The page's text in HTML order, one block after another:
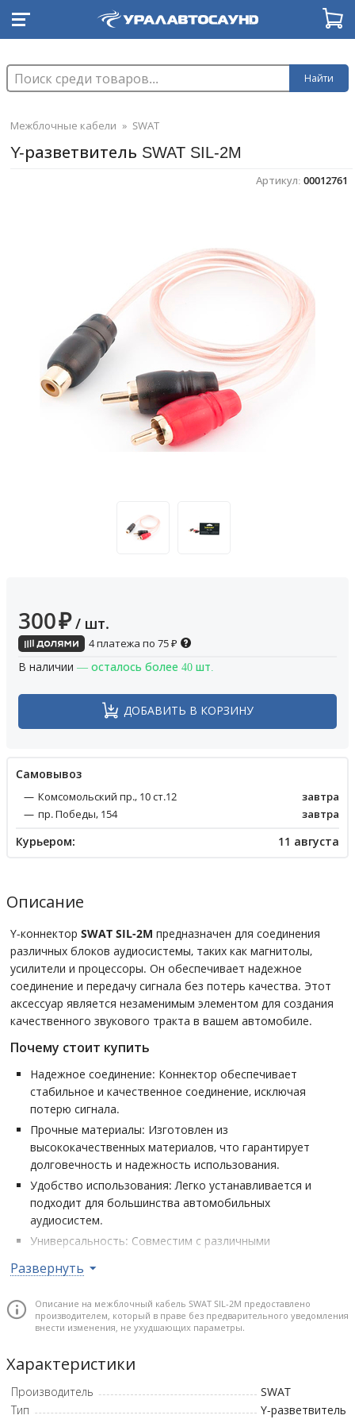
Найти
Межблочные кабели » SWAT
Y-разветвитель SWAT SIL-2M
Артикул: 00012761
300₽ / шт.
4 платежа по 75₽
В наличии — осталось более 40 шт.
ДОБАВИТЬ В КОРЗИНУ
Cамовывоз
Комсомольский пр., 10 ст.12
завтра
пр. Победы, 154
завтра
Курьером: 11 августа
Описание
Y-коннектор SWAT SIL-2M предназначен для соединения
различных блоков аудиосистемы, таких как магнитолы,
усилители и процессоры. Он обеспечивает надежное
соединение и передачу сигнала без потерь качества. Этот
аксессуар является незаменимым элементом для создания
качественного звукового тракта в вашем автомобиле.
Почему стоит купить
Надежное соединение: Коннектор обеспечивает
стабильное и качественное соединение, исключая
потерю сигнала.
Прочные материалы: Изготовлен из
высококачественных материалов, что гарантирует
долговечность и надежность использования.
Удобство использования: Легко устанавливается и
подходит для большинства автомобильных
аудиосистем.
Универсальность: Совместим с различными
Количество каналов: 2M-1F (2 папы - 1 мама) • Длина, м: 0,35 •
Экран: 1 • Цвет изоляции: прозрачный • Внешний диаметр, мм:
Развернуть
Описание на межблочный кабель SWAT SIL-2M предоставлено
производителем, который в праве без предварительного уведомления
внести изменения, не ухудшающих параметры.
Характеристики
Производитель
SWAT
Тип
Y-разветвитель